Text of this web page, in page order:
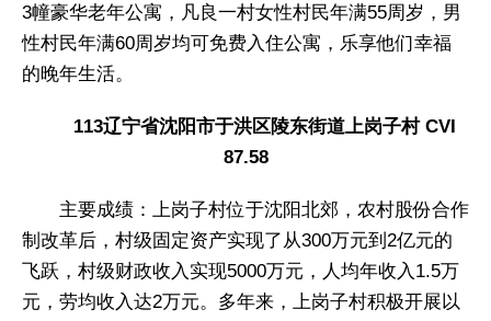
3幢豪华老年公寓，凡良一村女性村民年满55周岁，男
性村民年满60周岁均可免费入住公寓，乐享他们幸福
的晚年生活。
113辽宁省沈阳市于洪区陵东街道上岗子村 CVI
87.58
主要成绩：上岗子村位于沈阳北郊，农村股份合作
制改革后，村级固定资产实现了从300万元到2亿元的
飞跃，村级财政收入实现5000万元，人均年收入1.5万
元，劳均收入达2万元。多年来，上岗子村积极开展以